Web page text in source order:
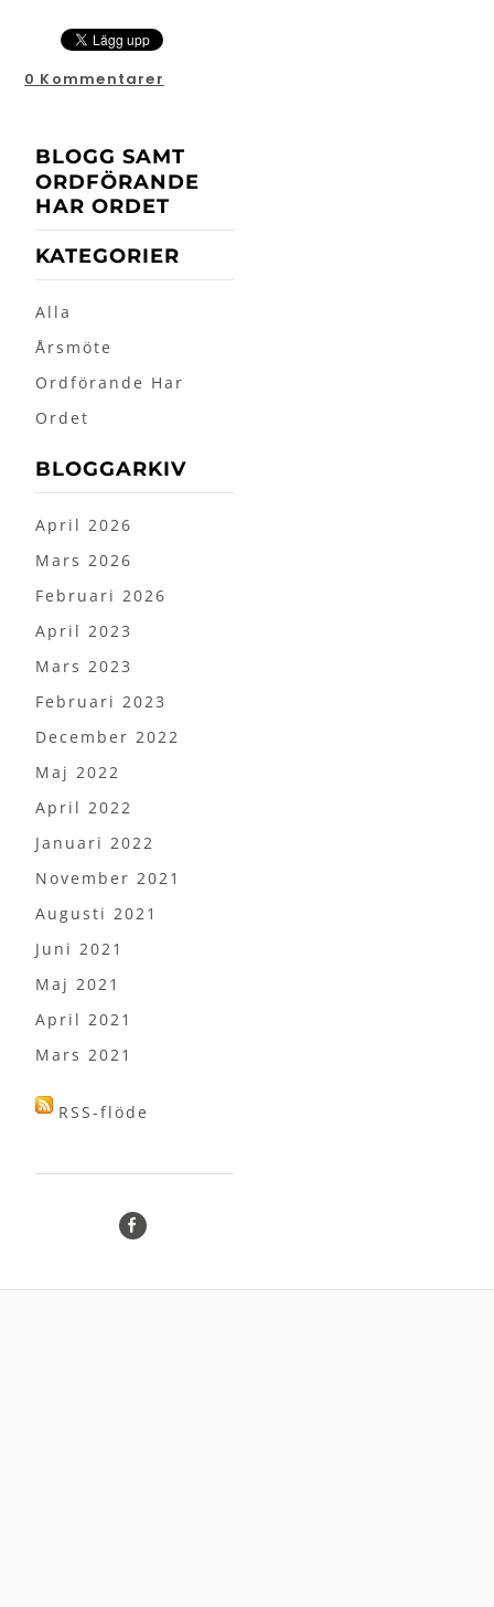
0 Kommentarer
BLOGG SAMT
ORDFÖRANDE
HAR ORDET
KATEGORIER
Alla
Årsmöte
Ordförande Har
Ordet
BLOGGARKIV
April 2026
Mars 2026
Februari 2026
April 2023
Mars 2023
Februari 2023
December 2022
Maj 2022
April 2022
Januari 2022
November 2021
Augusti 2021
Juni 2021
Maj 2021
April 2021
Mars 2021
RSS-flöde